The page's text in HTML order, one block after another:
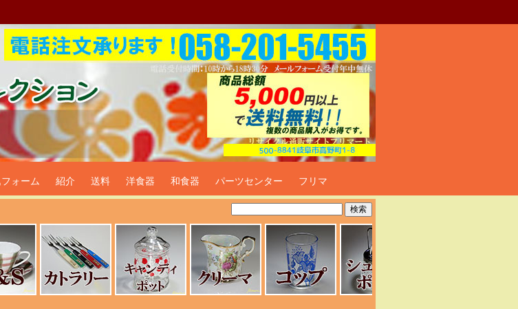
貨通販＠フリマート
ォーム 紹介 送料 洋食器 和食器 パーツセンター フリマ